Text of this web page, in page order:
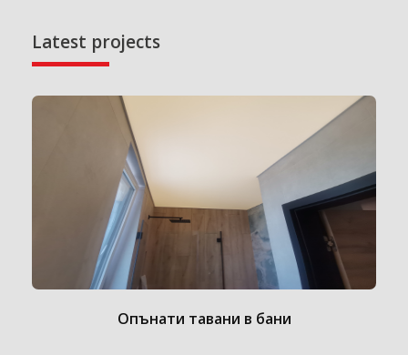
Latest projects
Опънати тавани в бани